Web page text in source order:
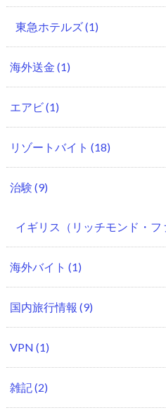
東急ホテルズ(1)
海外送金 (1)
エアビ(1)
リゾートバイト (18)
治験 (9)
イギリス（リッチモンド・フ
海外バイト (1)
国内旅行情報 (9)
VPN (1)
雑記(2)